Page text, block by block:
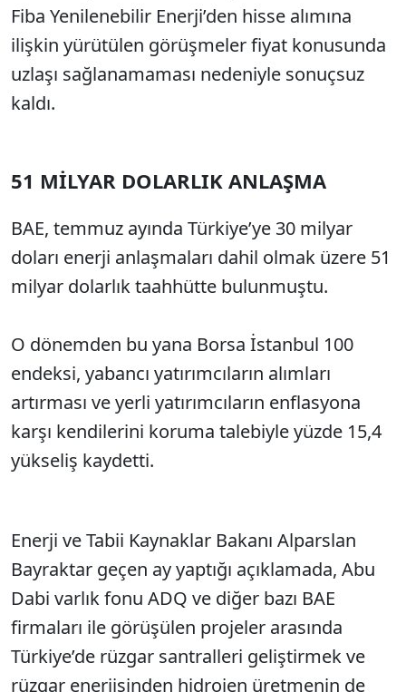
Fiba Yenilenebilir Enerji’den hisse alımına
ilişkin yürütülen görüşmeler fiyat konusunda
uzlaşı sağlanamaması nedeniyle sonuçsuz
kaldı.
51 MİLYAR DOLARLIK ANLAŞMA
BAE, temmuz ayında Türkiye’ye 30 milyar
doları enerji anlaşmaları dahil olmak üzere 51
milyar dolarlık taahhütte bulunmuştu.
O dönemden bu yana Borsa İstanbul 100
endeksi, yabancı yatırımcıların alımları
artırması ve yerli yatırımcıların enflasyona
karşı kendilerini koruma talebiyle yüzde 15,4
yükseliş kaydetti.
Enerji ve Tabii Kaynaklar Bakanı Alparslan
Bayraktar geçen ay yaptığı açıklamada, Abu
Dabi varlık fonu ADQ ve diğer bazı BAE
firmaları ile görüşülen projeler arasında
Türkiye’de rüzgar santralleri geliştirmek ve
rüzgar enerjisinden hidrojen üretmenin de